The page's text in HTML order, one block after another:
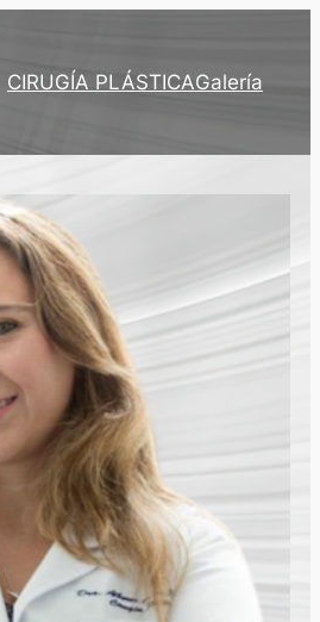
CIRUGÍA PLÁSTICAGalería